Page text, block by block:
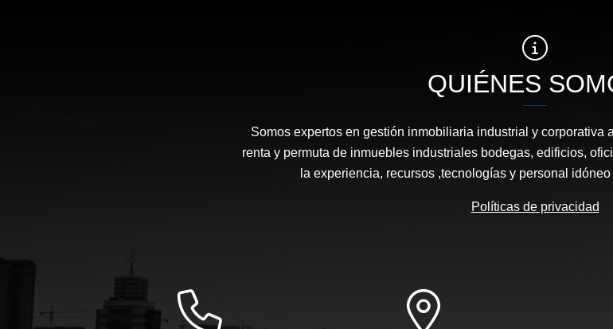
QUIÉNES
Somos expertos en gestión inmobiliaria industrial y corporativa
renta y permuta de inmuebles industriales bodegas, edificios,
la experiencia, recursos ,tecnologías y personal
Políticas de privacidad